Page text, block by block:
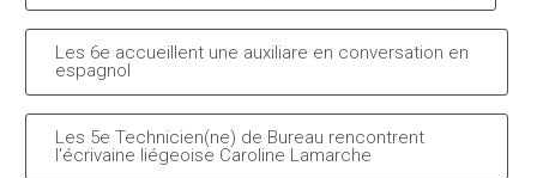
Les 6e accueillent une auxiliare en conversation en
espagnol
Les 5e Technicien(ne) de Bureau rencontrent
l'écrivaine liégeoise Caroline Lamarche